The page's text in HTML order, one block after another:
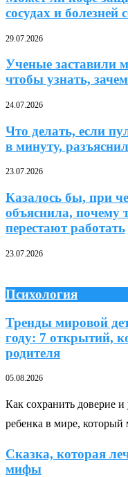
сосудах и болезней
29.07.2026
Ученые заставили
чтобы узнать,
24.07.2026
Что делать, если
в минуту,
23.07.2026
Казалось бы, при
объяснила, почему
перестают работать
23.07.2026
Психология
Тренды мировой
году: 7 открытий,
родителя
05.08.2026
Как сохранить доверие и
ребенка в мире,
Сказка, которая
мифы